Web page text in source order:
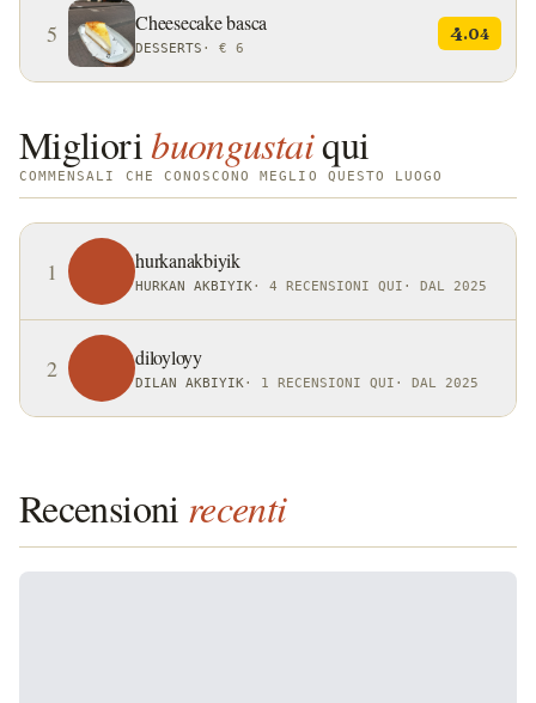
5 Cheesecake basca
DESSERTS · € 6
4.04
Miglioribuongustaiqui
COMMENSALI CHE CONOSCONO MEGLIO QUESTO LUOGO
1 hurkanakbiyik
HURKAN AKBIYIK · 4 RECENSIONI QUI · DAL 2025
2 diloyloyy
DILAN AKBIYIK · 1 RECENSIONI QUI · DAL 2025
Recensioni recenti